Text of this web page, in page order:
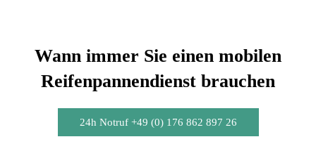
Wann immer Sie einen mobilen
Reifenpannendienst brauchen
24h Notruf +49 (0) 176 862 897 26